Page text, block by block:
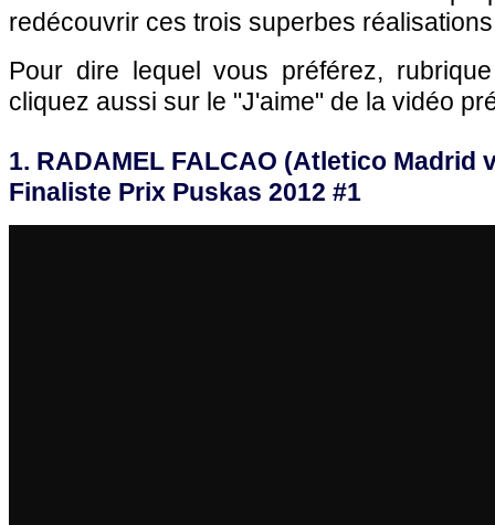
redécouvrir ces trois superbes
Pour dire lequel vous préférez,
cliquez aussi sur le "J'aime" de la vidéo
1. RADAMEL FALCAO (Atletico Madrid
Finaliste Prix Puskas 2012 #1